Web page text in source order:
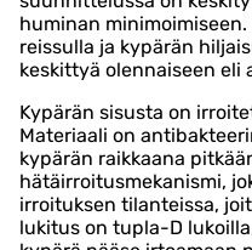
huminan
reissulla ja kypärän
keskittyä olennaiseen eli
Kypärän sisusta on
Materiaali on
kypärän raikkaana
hätäirroitusmekanismi,
irroituksen tilanteissa,
lukitus on tupla-D